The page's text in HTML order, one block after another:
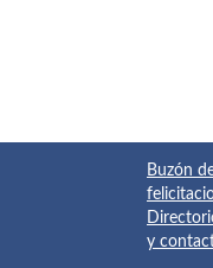
Buzón
y